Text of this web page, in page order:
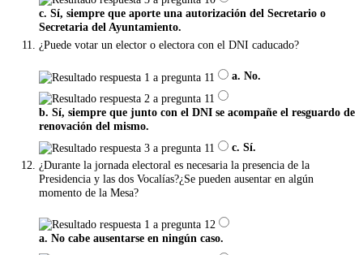
c. Sí, siempre que aporte una autorización del Secretario o
Secretaria del Ayuntamiento.
¿Puede votar un elector o electora con el DNI caducado?
a. No.
b. Sí, siempre que junto con el DNI se acompañe el resguardo de
renovación del mismo.
c. Sí.
¿Durante la jornada electoral es necesaria la presencia de la
Presidencia y las dos Vocalías?¿Se pueden ausentar en algún
momento de la Mesa?
a. No cabe ausentarse en ningún caso.